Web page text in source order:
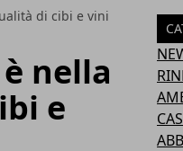
di cibi e vini
nella
e